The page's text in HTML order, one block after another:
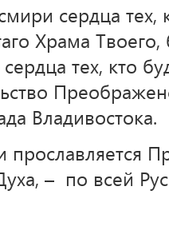
сердца тех,
Храма Твоего,
тех, кто
Владивостока.
прославляется
– по всей